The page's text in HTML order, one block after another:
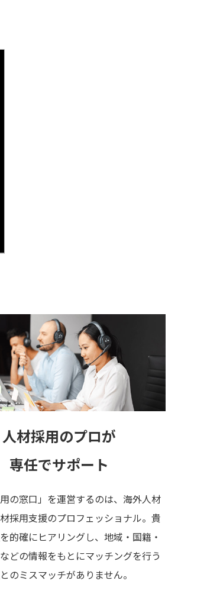
人材採用のプロが
専任でサポート
用の窓口」を運営するのは、海外人材
採用支援のプロフェッショナル。貴
的確にヒアリングし、地域・国籍・
どの情報をもとにマッチングを行う
のミスマッチがありません。